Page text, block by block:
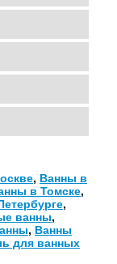
, Ванны в
в Томске,
,
ванны,
, Ванны
для ванных